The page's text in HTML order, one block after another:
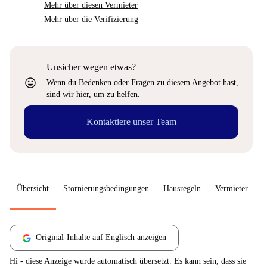
Mehr über diesen Vermieter
Mehr über die Verifizierung
sentiment_very_satisfied
Unsicher wegen etwas?
Wenn du Bedenken oder Fragen zu diesem Angebot hast,
sind wir hier, um zu helfen.
Kontaktiere unser Team
Übersicht Stornierungsbedingungen Hausregeln Vermieter
Original-Inhalte auf Englisch anzeigen
Hi - diese Anzeige wurde automatisch übersetzt. Es kann sein, dass sie